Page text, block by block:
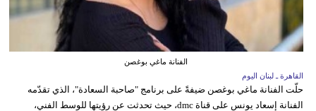
الفنانة ماغي بوغصن
القاهرة ـ لبنان اليوم
حلّت الفنانة ماغي بوغصن ضيفةً على برنامج "صاحبة السعادة"، الذي تقدّمه
الفنانة إسعاد يونس على قناة dmc، حيث تحدثت عن رؤيتها للوسط الفني،